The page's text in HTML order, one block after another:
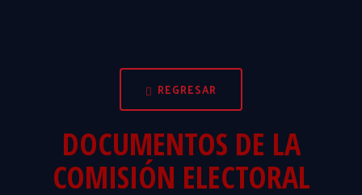
REGRESAR
DOCUMENTOS DE LA
COMISIÓN ELECTORAL